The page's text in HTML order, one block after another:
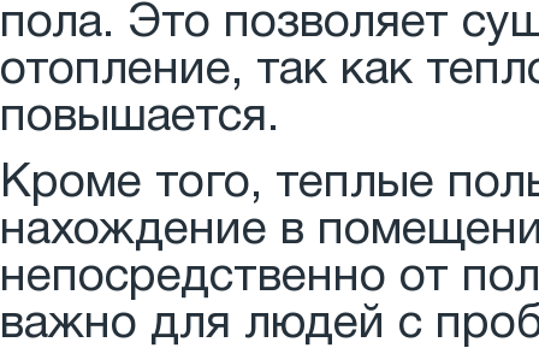
пола. Это позволяет
отопление, так как
повышается.
Кроме того, теплые
нахождение в
непосредственно от
важно для людей с